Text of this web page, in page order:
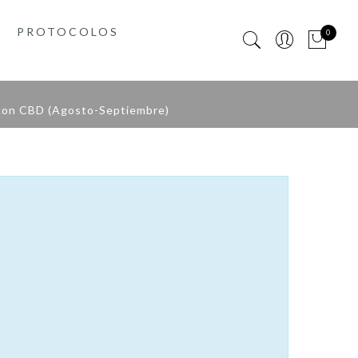
PROTOCOLOS 0
CBD (Agosto-Septiembre)